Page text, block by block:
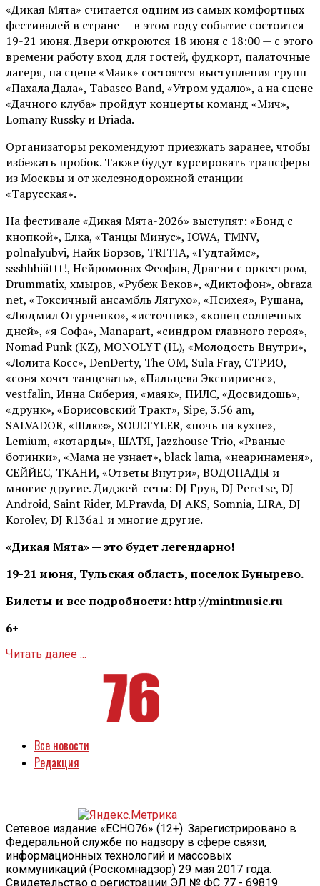
«Дикая Мята» считается одним из самых комфортных
фестивалей в стране — в этом году событие состоится
19-21 июня. Двери откроются 18 июня с 18:00 — с этого
времени работу вход для гостей, фудкорт, палаточные
лагеря, на сцене «Маяк» состоятся выступления групп
«Пахала Дала», Tabasco Band, «Утром удалю», а на сцене
«Дачного клуба» пройдут концерты команд «Мич»,
Lomany Russky и Driada.
Организаторы рекомендуют приезжать заранее, чтобы
избежать пробок. Также будут курсировать трансферы
из Москвы и от железнодорожной станции
«Тарусская».
На фестивале «Дикая Мята-2026» выступят: «Бонд с
кнопкой», Ёлка, «Танцы Минус», IOWA, TMNV,
polnalyubvi, Найк Борзов, TRITIA, «Гудтаймс»,
ssshhhiiittt!, Нейромонах Феофан, Драгни с оркестром,
Drummatix, хмыров, «Рубеж Веков», «Диктофон», obraza
net, «Токсичный ансамбль Лягухо», «Психея», Рушана,
«Людмил Огурченко», «источник», «конец солнечных
дней», «я Софа», Manapart, «синдром главного героя»,
Nomad Punk (KZ), MONOLYT (IL), «Молодость Внутри»,
«Лолита Косс», DenDerty, The OM, Sula Fray, СТРИО,
«соня хочет танцевать», «Пальцева Экспириенс»,
vestfalin, Инна Сиберия, «маяк», ПИЛС, «Досвидошь»,
«друнк», «Борисовский Тракт», Sipe, 3.56 am,
SALVADOR, «Шлюз», SOULTYLER, «ночь на кухне»,
Lemium, «котарды», ШАТЯ, Jazzhouse Trio, «Рваные
ботинки», «Мама не узнает», black lama, «неаринаменя»,
СЕЙЙЕС, ТКАНИ, «Ответы Внутри», ВОДОПАДЫ и
многие другие. Диджей-сеты: DJ Грув, DJ Peretse, DJ
Android, Saint Rider, М.Pravda, DJ AKS, Somnia, LIRA, DJ
Korolev, DJ R136a1 и многие другие.
«Дикая Мята» — это будет легендарно!
19-21 июня, Тульская область, поселок Бунырево.
Билеты и все подробности: http://mintmusic.ru
6+
Читать далее ...
Все новости
Редакция
Сетевое издание «ECHO76» (12+). Зарегистрировано в
Федеральной службе по надзору в сфере связи,
информационных технологий и массовых
коммуникаций (Роскомнадзор) 29 мая 2017 года.
Свидетельство о регистрации ЭЛ № ФС 77 - 69819.